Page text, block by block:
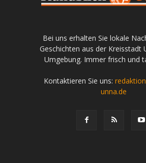
Bei uns erhalten Sie lokale
Geschichten aus der Kreisstadt
Umgebung. Immer frisch und
Kontaktieren Sie uns:
unna.de